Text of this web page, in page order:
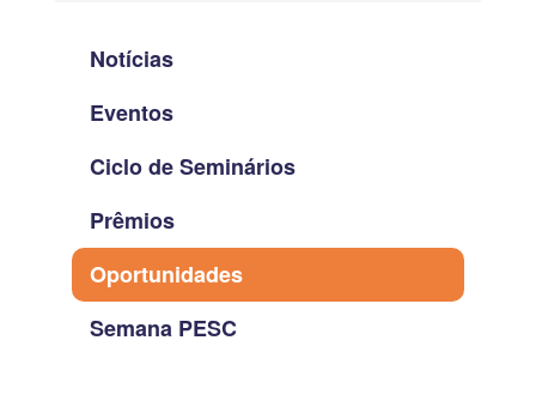
Notícias
Eventos
Ciclo de Seminários
Prêmios
Oportunidades
Semana PESC